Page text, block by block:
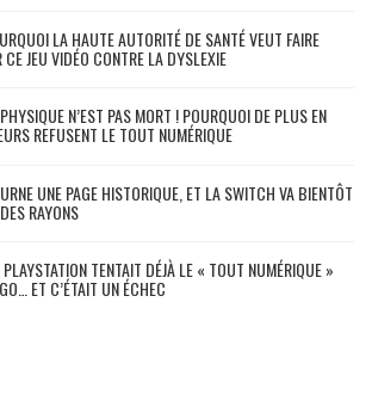
LA HAUTE AUTORITÉ DE SANTÉ VEUT FAIRE
CE JEU VIDÉO CONTRE LA DYSLEXIE
N’EST PAS MORT ! POURQUOI DE PLUS EN
REFUSENT LE TOUT NUMÉRIQUE
UNE PAGE HISTORIQUE, ET LA SWITCH VA BIENTÔT
RAYONS
TENTAIT DÉJÀ LE « TOUT NUMÉRIQUE »
ET C’ÉTAIT UN ÉCHEC